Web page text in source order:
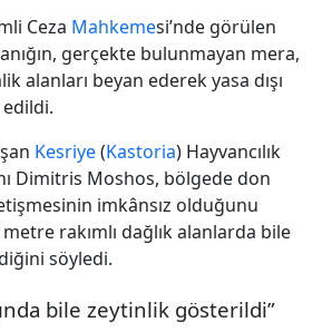
Ceza Mahkemesi’nde görülen
gerçekte bulunmayan mera,
alanları beyan ederek yasa dışı
edildi.
Kesriye(Kastoria) Hayvancılık
Dimitris Moshos, bölgede don
imkânsız olduğunu
rakımlı dağlık alanlarda bile
söyledi.
bile zeytinlik gösterildi”